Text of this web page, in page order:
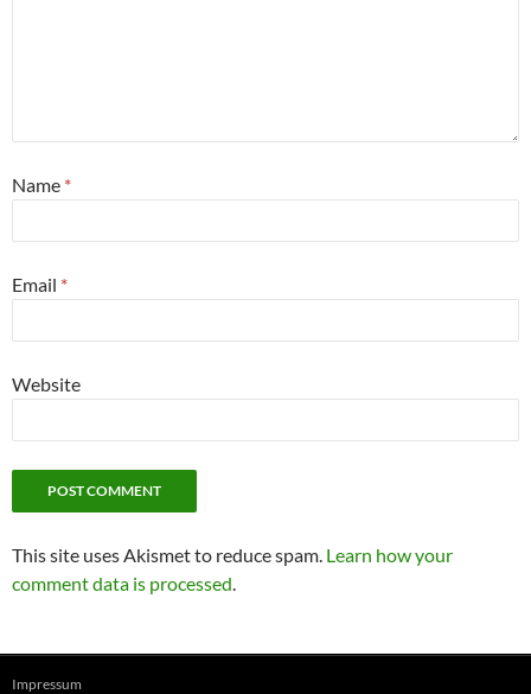
Name *
Email *
Website
This site uses Akismet to reduce spam. Learn how your
comment data is processed.
Impressum